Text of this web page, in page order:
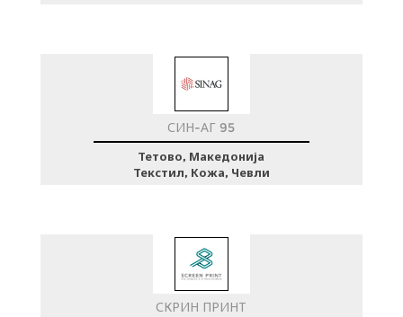
СИН-АГ 95
Тетово, Македонија
Текстил, Кожа, Чевли
СКРИН ПРИНТ